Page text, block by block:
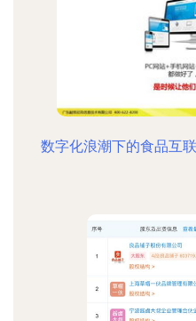
数字化浪潮下的食品互